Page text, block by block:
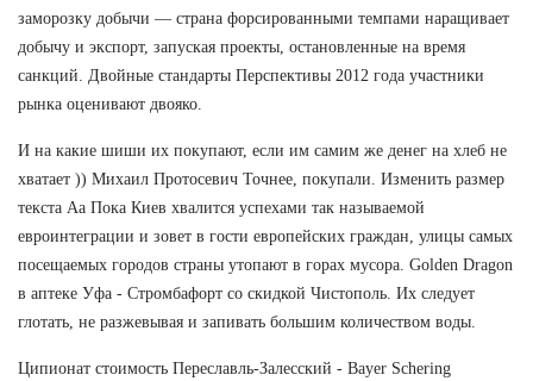
заморозку добычи — страна форсированными темпами наращивает
добычу и экспорт, запуская проекты, остановленные на время
санкций. Двойные стандарты Перспективы 2012 года участники
рынка оценивают двояко.
И на какие шиши их покупают, если им самим же денег на хлеб не
хватает )) Михаил Протосевич Точнее, покупали. Изменить размер
текста Аа Пока Киев хвалится успехами так называемой
евроинтеграции и зовет в гости европейских граждан, улицы самых
посещаемых городов страны утопают в горах мусора. Golden Dragon
в аптеке Уфа - Стромбафорт со скидкой Чистополь. Их следует
глотать, не разжевывая и запивать большим количеством воды.
Ципионат стоимость Переславль-Залесский - Bayer Schering